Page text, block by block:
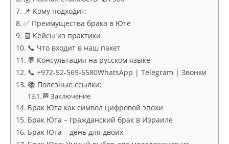
📌 Кому подходит:
✅ Преимущества брака в Юте
🧾 Кейсы из практики
📞 Что входит в наш пакет
💬 Консультация на русском языке
📞 +972‑52‑569‑6580WhatsApp | Telegram | Звонки
📚 Полезные ссылки:
🏁 Заключение
Брак Юта как символ цифровой эпохи
Брак Юта – гражданский брак в Израиле
Брак Юта – день для двоих